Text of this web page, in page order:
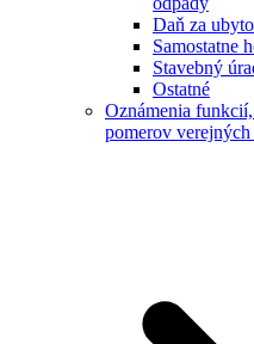
Daň za
Samostatne
Stavebný
Ostatné
Oznámenia
pomerov